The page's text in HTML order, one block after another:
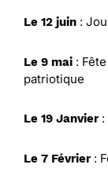
Le 12 juin :
Le 9 mai :
patriotique
Le 19 Janvier:
Le 7 Février: